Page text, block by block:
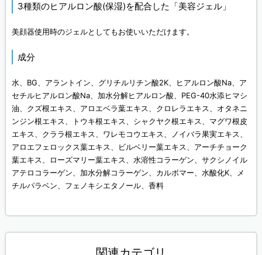
3種類のヒアルロン酸(保湿)を配合した「美容ジェル」
美顔器使用時のジェルとしてもお使いいただけます。
成分
水、BG、アラントイン、グリチルリチン酸2K、ヒアルロン酸Na、ア
セチルヒアルロン酸Na、加水分解ヒアルロン酸、PEG-40水添ヒマシ
油、クズ根エキス、アロエベラ葉エキス、クロレラエキス、オタネニ
ンジン根エキス、トウキ根エキス、シャクヤク根エキス、マグワ根皮
エキス、クララ根エキス、ワレモコウエキス、ノイバラ果実エキス、
アロエフェロックス葉エキス、ビルベリー葉エキス、アーチチョーク
葉エキス、ローズマリー葉エキス、水溶性コラーゲン、サクシノイル
アテロコラーゲン、加水分解コラーゲン、カルボマー、水酸化K、メ
チルパラベン、フェノキシエタノール、香料